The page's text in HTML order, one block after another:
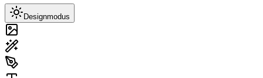
Designmodus